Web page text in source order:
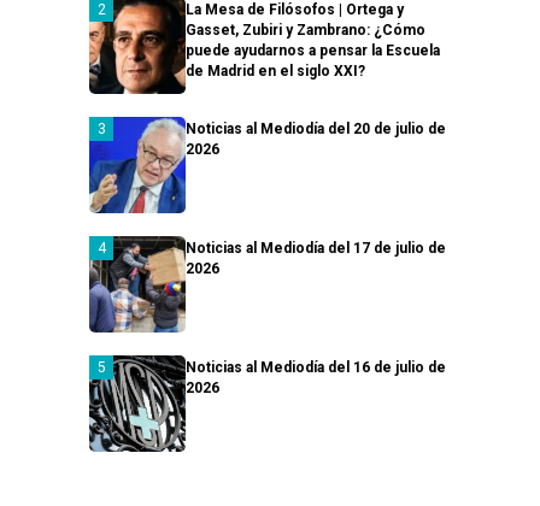
La Mesa de Filósofos | Ortega y
Gasset, Zubiri y Zambrano: ¿Cómo
puede ayudarnos a pensar la Escuela
de Madrid en el siglo XXI?
Noticias al Mediodía del 20 de julio de
2026
Noticias al Mediodía del 17 de julio de
2026
Noticias al Mediodía del 16 de julio de
2026